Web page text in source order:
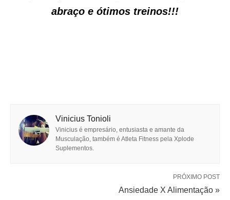
abraço e ótimos treinos!!!
Vinicius Tonioli
Vinicius é empresário, entusiasta e amante da
Musculação, também é Atleta Fitness pela Xplode
Suplementos.
PRÓXIMO POST
Ansiedade X Alimentação »